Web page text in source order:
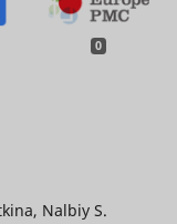
0
Nalbiy S.